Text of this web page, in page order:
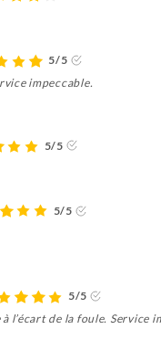
5/5
impeccable.
5/5
5/5
5/5
l’écart de la foule. Service